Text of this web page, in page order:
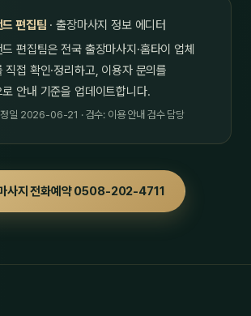
편집팀 · 출장마사지 정보 에디터
편집팀은 전국 출장마사지·홈타이 업체
직접 확인·정리하고, 이용자 문의를
로 안내 기준을 업데이트합니다.
정일 2026-06-21 · 검수: 이용 안내 검수 담당
사지 전화예약 0508-202-4711